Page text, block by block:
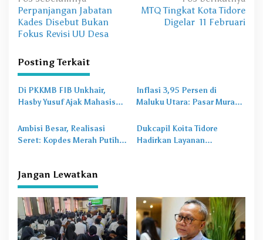
a
v
g
a
s
i
p
s
Perpanjangan Jabatan
Kades Disebut Bukan
Fokus Revisi UU Desa
MTQ Tingkat Kota Tidore
Digelar 11 Februari
Posting Terkait
Di PKKMB FIB Unkhair,
Hasby Yusuf Ajak Mahasiswa
Budaya dan Literasi
Inflasi 3,95 Persen di
Maluku Utara: Pasar Murah
Masalah Baru
Ambisi Besar, Realisasi
Seret: Kopdes Merah Putih
Dukcapil Koita Tidore
Hadirkan Layanan
Jangan Lewatkan